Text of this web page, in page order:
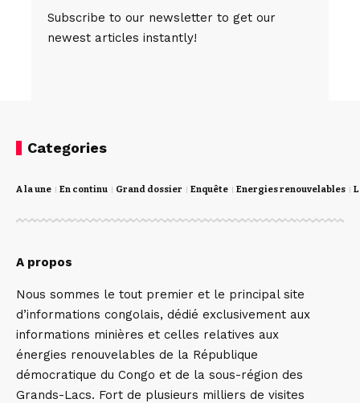
Subscribe to our newsletter to get our
newest articles instantly!
Categories
A la une En continu Grand dossier Enquête Energies renouvelables
A propos
Nous sommes le tout premier et le principal site
d’informations congolais, dédié exclusivement aux
informations minières et celles relatives aux
énergies renouvelables de la République
démocratique du Congo et de la sous-région des
Grands-Lacs. Fort de plusieurs milliers de visites